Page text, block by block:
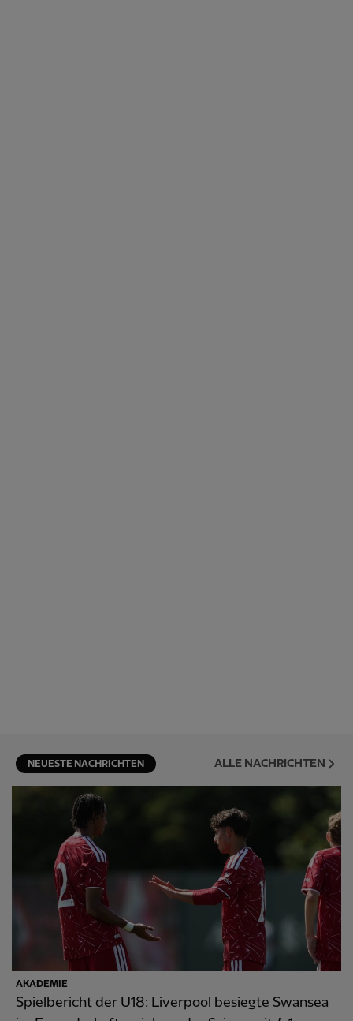
NEUESTE NACHRICHTEN ALLE NACHRICHTEN
AKADEMIE
Spielbericht der U18: Liverpool besiegte Swansea